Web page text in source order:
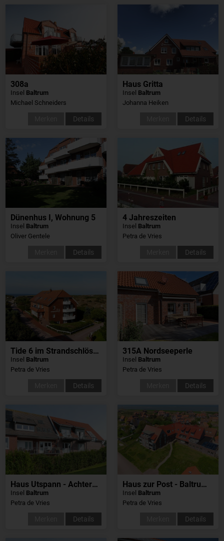
308a
Insel Baltrum
Michael Schneiders
Details
Haus Gritta
Insel Baltrum
Johanna Heiken
Details
Dünenhus I, Wohnung 5
Insel Baltrum
Oliver Gentele
Details
4 Jahreszeiten
Insel Baltrum
Petra de Vries
Details
Tide 6 im Strandschlösschen
Insel Baltrum
Petra de Vries
Details
315A Nordseeperle
Insel Baltrum
Petra de Vries
Details
Haus Utspann - Achtern Brack
Insel Baltrum
Petra de Vries
Details
Haus zur Post - Baltrumzeit
Insel Baltrum
Petra de Vries
Details